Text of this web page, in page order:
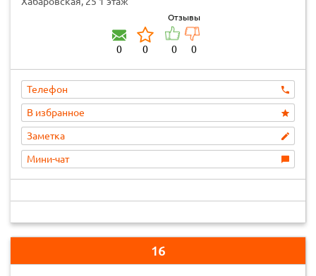
0 0
Отзывы
0 0
Телефон
В избранное
Заметка
Мини-чат
16